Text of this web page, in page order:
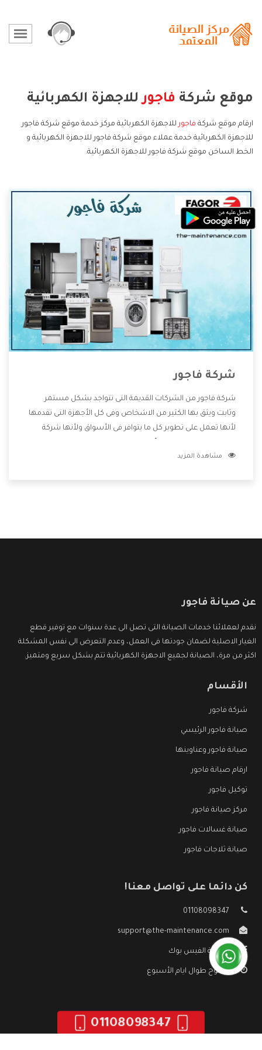
موقع شركة فاجورللاجهزة الكهربائية
ارقام موقع شركة فاجور للاجهزة الكهربائية مركز خدمة موقع شركة فاجور
للاجهزة الكهربائية خدمة عملاء موقع شركة فاجور للاجهزة الكهربائية و
الخط الساخن موقع شركة فاجور للاجهزة الكهربائية.
شركة فاجور
شركة فاجور من الشركات القديمة التى تتواجد بشكل مستمر
وثابت ويثق بها الكثير من الاشخاص وفى كل الأجهزة التى تقدمها
لأنها تعمل على تطوير كل ما يتوافر فى الأسواق ولأنها شركة
وتقدم للعملاء أقوى العروض والخصومات التى تسهل على
مشاهدة المزيد
عن صيانة فاجور
نقدم لعملائنا خدمات الصيانة التى تصل الى عدة سنوات مع توفير قطع
الغيار الاصلية لضمان جودتها فى العمل، وعدم التعرض الى نفس المشكلة
اكثر من مرة، الصيانة لجميع الاجهزة الكهربائية تتم بشكل سريع ومتميز.
الأقسام
شركة فاجور
صيانة فاجور الرئيسي
صيانة فاجور وعناوينها
ارقام صيانة فاجور
توكيل فاجور
مركز صيانة فاجور
صيانة غسالات فاجور
صيانة ثلاجات فاجور
كن دائما على تواصل معنا!
01108098347
support@the-maintenance.com
صفحة الفيس بوك
مفتوح طوال ايام الأسبوع
01108098347